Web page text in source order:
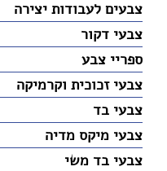
צבעים לעבודות יצירה
צבעי דקור
ספריי צבע
צבעי זכוכית וקרמיקה
צבעי בד
צבעי מיקס מדיה
צבעי בד משי